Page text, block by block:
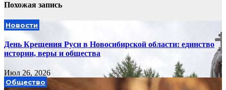
Похожая запись
Новости
День Крещения Руси в Новосибирской области: единство
истории, веры и общества
Июл 26, 2026
Общество